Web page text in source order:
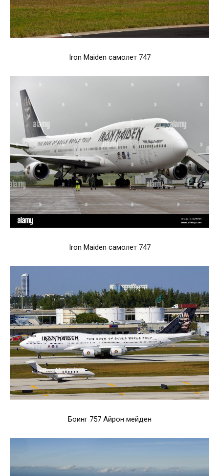
Iron Maiden самолет 747
Iron Maiden самолет 747
Боинг 757 Айрон мейден